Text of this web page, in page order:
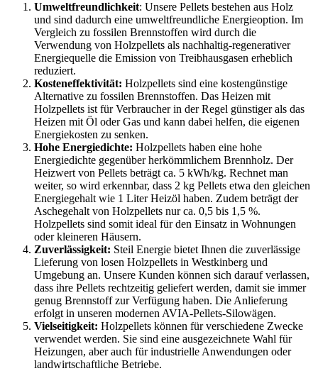
Umweltfreundlichkeit: Unsere Pellets bestehen aus Holz
und sind dadurch eine umweltfreundliche Energieoption. Im
Vergleich zu fossilen Brennstoffen wird durch die
Verwendung von Holzpellets als nachhaltig-regenerativer
Energiequelle die Emission von Treibhausgasen erheblich
reduziert.
Kosteneffektivität: Holzpellets sind eine kostengünstige
Alternative zu fossilen Brennstoffen. Das Heizen mit
Holzpellets ist für Verbraucher in der Regel günstiger als das
Heizen mit Öl oder Gas und kann dabei helfen, die eigenen
Energiekosten zu senken.
Hohe Energiedichte: Holzpellets haben eine hohe
Energiedichte gegenüber herkömmlichem Brennholz. Der
Heizwert von Pellets beträgt ca. 5 kWh/kg. Rechnet man
weiter, so wird erkennbar, dass 2 kg Pellets etwa den gleichen
Energiegehalt wie 1 Liter Heizöl haben. Zudem beträgt der
Aschegehalt von Holzpellets nur ca. 0,5 bis 1,5 %.
Holzpellets sind somit ideal für den Einsatz in Wohnungen
oder kleineren Häusern.
Zuverlässigkeit: Steil Energie bietet Ihnen die zuverlässige
Lieferung von losen Holzpellets in Westkinberg und
Umgebung an. Unsere Kunden können sich darauf verlassen,
dass ihre Pellets rechtzeitig geliefert werden, damit sie immer
genug Brennstoff zur Verfügung haben. Die Anlieferung
erfolgt in unseren modernen AVIA-Pellets-Silowägen.
Vielseitigkeit: Holzpellets können für verschiedene Zwecke
verwendet werden. Sie sind eine ausgezeichnete Wahl für
Heizungen, aber auch für industrielle Anwendungen oder
landwirtschaftliche Betriebe.